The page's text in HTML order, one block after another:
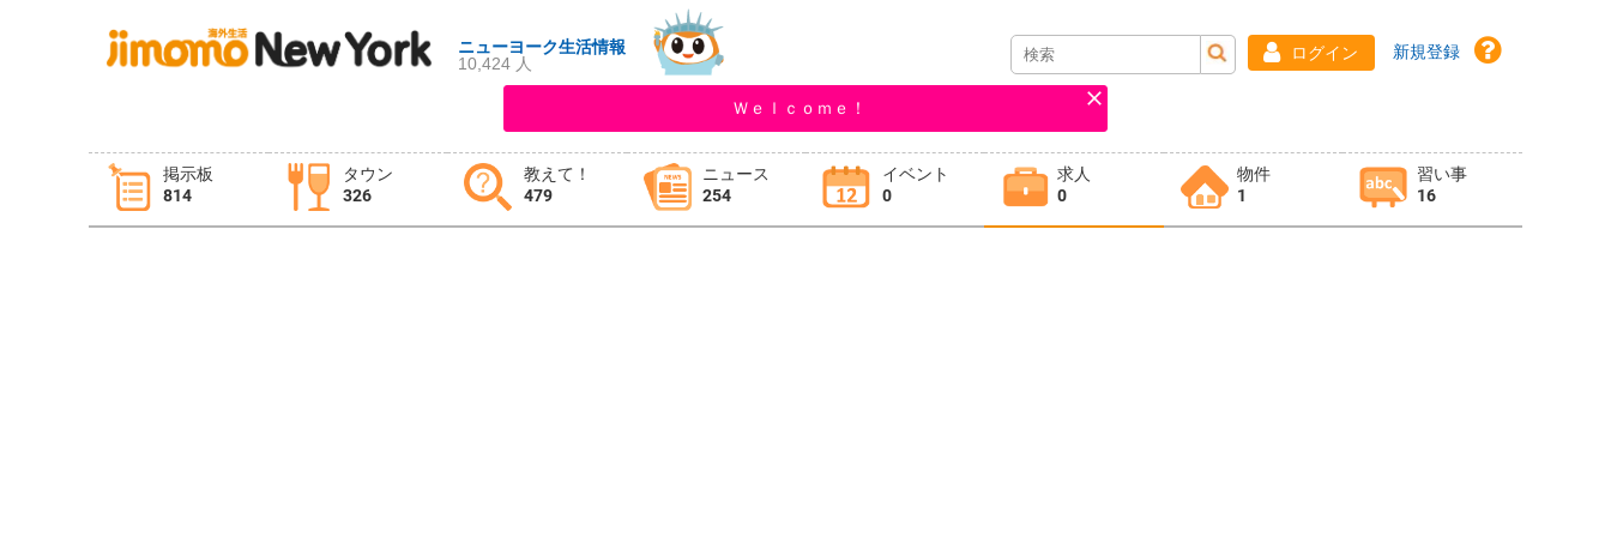
ニューヨーク生活情報
10,424 人
ログイン 新規登録
Ｗｅｌｃｏｍｅ！
掲示板
814
タウン
326
教えて！
479
ニュース
254
イベント
0
求人
0
物件
1
習い事
16
タウン情報